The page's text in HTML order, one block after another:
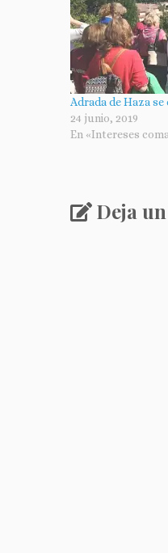
Adrada de Haza
24 junio, 2019
En «Intereses
Deja